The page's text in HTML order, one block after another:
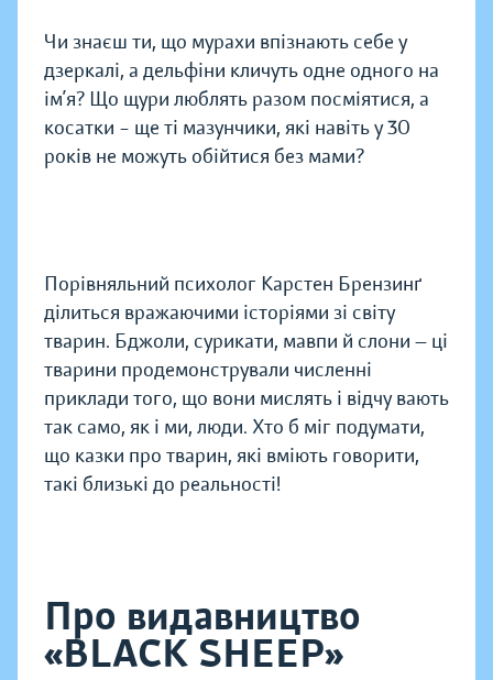
Чи знаєш ти, що мурахи впізнають себе у
дзеркалі, а дельфіни кличуть одне одного на
ім’я? Що щури люблять разом посміятися, а
косатки – ще ті мазунчики, які навіть у 30
років не можуть обійтися без мами?
Порівняльний психолог Карстен Брензинґ
ділиться вражаючими історіями зі світу
тварин. Бджоли, сурикати, мавпи й слони — ці
тварини продемонстрували численні
приклади того, що вони мислять і відчу вають
так само, як і ми, люди. Хто б міг подумати,
що казки про тварин, які вміють говорити,
такі близькі до реальності!
Про видавництво
«BLACK SHEEP»